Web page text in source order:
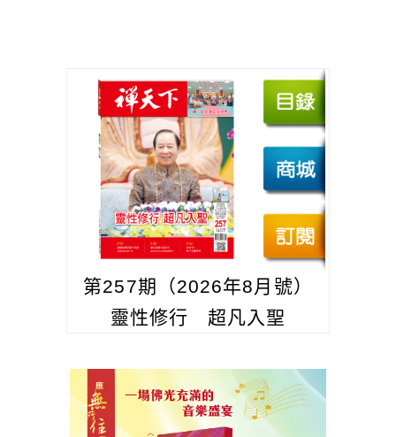
第257期（2026年8月號）
靈性修行 超凡入聖